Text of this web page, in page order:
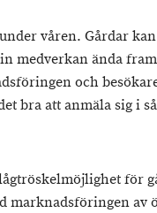
våren. Gårdar
medverkan ända
och
bra att anmäla sig i
för
marknadsföringen av